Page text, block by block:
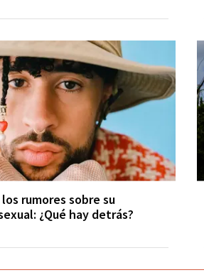
rumores sobre su
¿Qué hay detrás?